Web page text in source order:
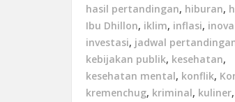
hasil pertandingan, hiburan,
Ibu Dhillon, iklim, inflasi,
investasi, jadwal
kebijakan publik, kesehatan,
kesehatan mental, konflik,
kremenchug, kriminal, kuliner,